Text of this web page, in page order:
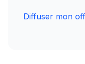
Diffuser mon